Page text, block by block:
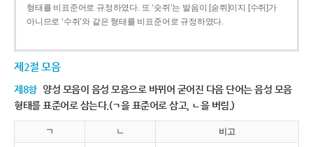
형태를 비표준어로 규정하였다. 또 ‘숫쥐’는 발음이 [숟쮜]이지 [수쥐]가
아니므로 ‘수쥐’와 같은 형태를 비표준어로 규정하였다.
제2절 모음
제8항 양성 모음이 음성 모음으로 바뀌어 굳어진 다음 단어는 음성 모음
형태를 표준어로 삼는다.(ㄱ을 표준어로 삼고, ㄴ을 버림.)
ㄱ ㄴ 비고